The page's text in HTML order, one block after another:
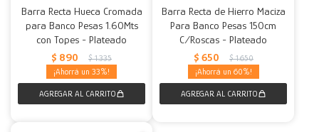
Barra Recta Hueca Cromada
para Banco Pesas 1.60Mts
con Topes - Plateado
$ 890 $ 1.335
33
Barra Recta de Hierro Maciza
Para Banco Pesas 150cm
C/Roscas - Plateado
$ 650 $ 1.650
60
Mesas
Calefactores
Acolchados y Frazadas
Fundas
Decoración
Accesorios para el hogar
Herramientas
Accesorios
Muebles Infantiles